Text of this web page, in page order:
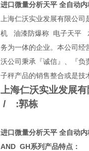
进口微量分析天平 全自动
上海仁沃实业发展有限公司
机
油漆防爆称 电子天平
务为一体的企业。本公司经
沃公司秉承『诚信』、『负
子秤产品的销售整合或是技
上海仁沃实业发展
/ :郭栋
进口微量分析天平 全自动
AND GH系列产品特点：